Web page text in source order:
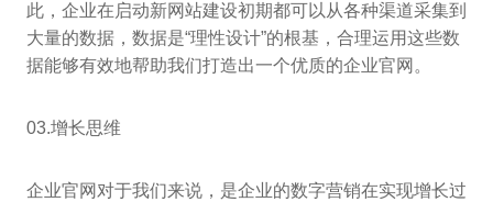
此，企业在启动新网站建设初期都可以从各种渠道采集到
大量的数据，数据是“理性设计”的根基，合理运用这些数
据能够有效地帮助我们打造出一个优质的企业官网。
03.增长思维
企业官网对于我们来说，是企业的数字营销在实现增长过